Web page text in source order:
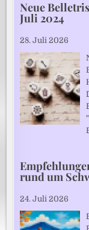
Neue
Juli 2024
28. Juli 2026
rund um
24. Juli 2026